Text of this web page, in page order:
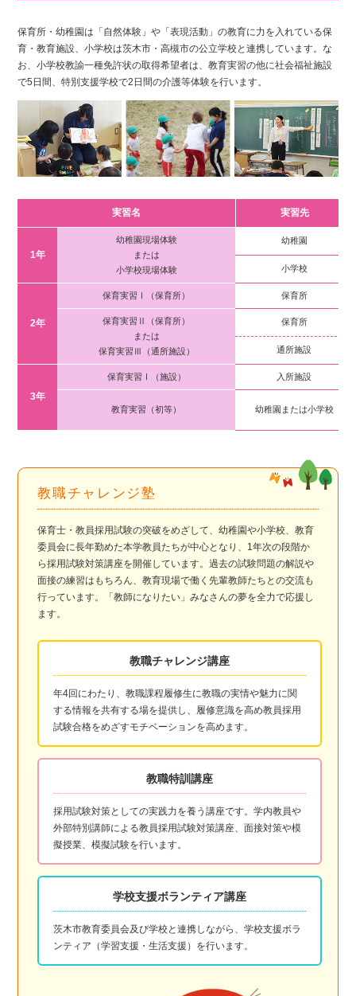
保育所・幼稚園は「自然体験」や「表現活動」の教育に力を入れている保
育・教育施設、小学校は茨木市・高槻市の公立学校と連携しています。な
お、小学校教諭一種免許状の取得希望者は、教育実習の他に社会福祉施設
で5日間、特別支援学校で2日間の介護等体験を行います。
実習名 実習先
1年
幼稚園現場体験
または
小学校現場体験
幼稚園
小学校
2年
保育実習Ⅰ（保育所） 保育所
保育実習Ⅱ（保育所）
または
保育実習Ⅲ（通所施設）
保育所
通所施設
3年
保育実習Ⅰ（施設） 入所施設
教育実習（初等） 幼稚園または小学校
教職チャレンジ塾
保育士・教員採用試験の突破をめざして、幼稚園や小学校、教育
委員会に長年勤めた本学教員たちが中心となり、1年次の段階か
ら採用試験対策講座を開催しています。過去の試験問題の解説や
面接の練習はもちろん、教育現場で働く先輩教師たちとの交流も
行っています。「教師になりたい」みなさんの夢を全力で応援し
ます。
教職チャレンジ講座
年4回にわたり、教職課程履修生に教職の実情や魅力に関
する情報を共有する場を提供し、履修意識を高め教員採用
試験合格をめざすモチベーションを高めます。
教職特訓講座
採用試験対策としての実践力を養う講座です。学内教員や
外部特別講師による教員採用試験対策講座、面接対策や模
擬授業、模擬試験を行います。
学校支援ボランティア講座
茨木市教育委員会及び学校と連携しながら、学校支援ボラ
ンティア（学習支援・生活支援）を行います。